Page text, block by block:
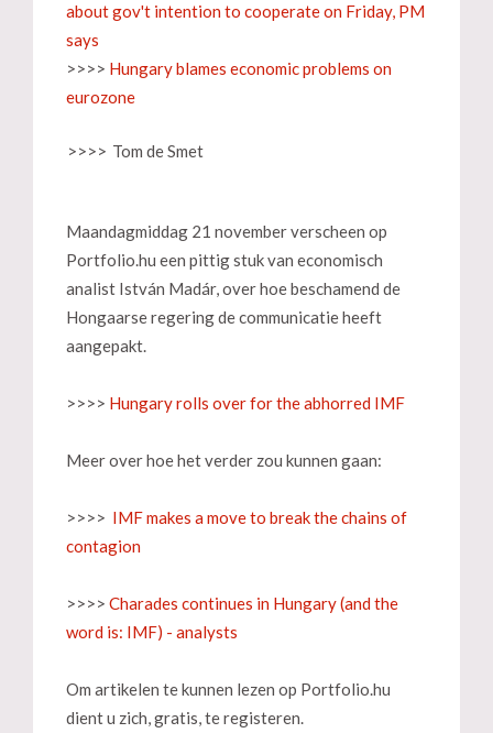
about gov't intention to cooperate on Friday, PM
says
>>>> Hungary blames economic problems on
eurozone
>>>> Tom de Smet
Maandagmiddag 21 november verscheen op
Portfolio.hu een pittig stuk van economisch
analist István Madár, over hoe beschamend de
Hongaarse regering de communicatie heeft
aangepakt.
>>>> Hungary rolls over for the abhorred IMF
Meer over hoe het verder zou kunnen gaan:
>>>> IMF makes a move to break the chains of
contagion
>>>> Charades continues in Hungary (and the
word is: IMF) - analysts
Om artikelen te kunnen lezen op Portfolio.hu
dient u zich, gratis, te registeren.